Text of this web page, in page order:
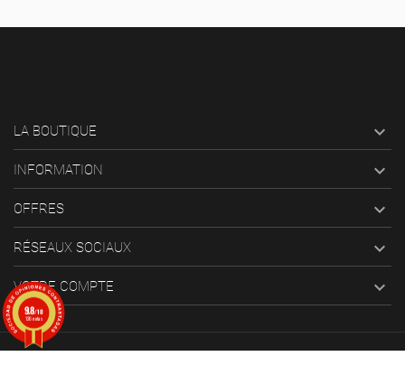
LA BOUTIQUE 
INFORMATION 
OFFRES 
RÉSEAUX SOCIAUX 
VOTRE COMPTE 
9.8/10
126 notas